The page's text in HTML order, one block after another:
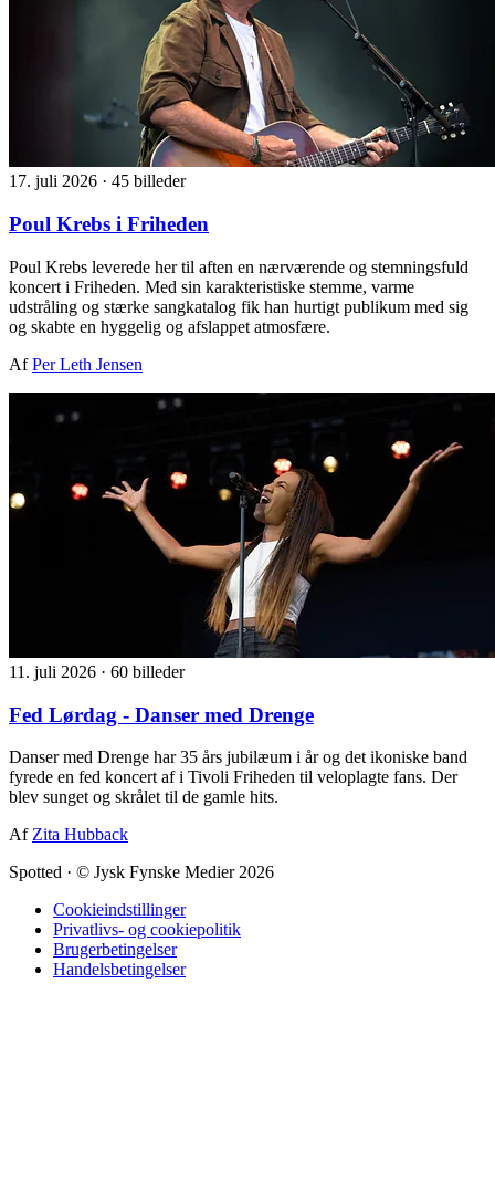
17. juli 2026 · 45 billeder
Poul Krebs i Friheden
Poul Krebs leverede her til aften en nærværende og stemningsfuld
koncert i Friheden. Med sin karakteristiske stemme, varme
udstråling og stærke sangkatalog fik han hurtigt publikum med sig
og skabte en hyggelig og afslappet atmosfære.
AfPer Leth Jensen
11. juli 2026 · 60 billeder
Fed Lørdag - Danser med Drenge
Danser med Drenge har 35 års jubilæum i år og det ikoniske band
fyrede en fed koncert af i Tivoli Friheden til veloplagte fans. Der
blev sunget og skrålet til de gamle hits.
Af Zita Hubback
Spotted · © Jysk Fynske Medier 2026
Cookieindstillinger
Privatlivs- og cookiepolitik
Brugerbetingelser
Handelsbetingelser